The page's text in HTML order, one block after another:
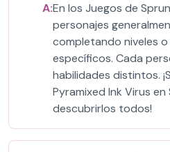
A:En los Juegos de
personajes
completando niveles
específicos. Cada
habilidades distintos.
Pyramixed Ink Virus
descubrirlos todos!